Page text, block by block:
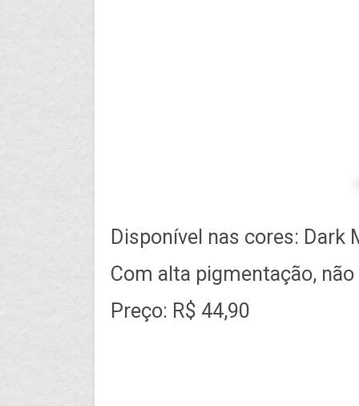
Disponível nas cores: Dark
Com alta pigmentação,
Preço: R$ 44,90